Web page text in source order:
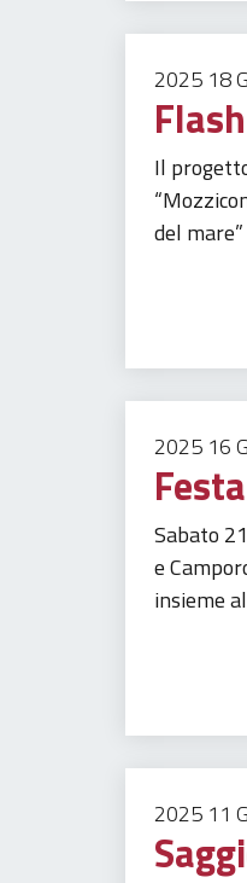
2025 18
Il
del
2025 16
Sabato
e
insieme
2025 11